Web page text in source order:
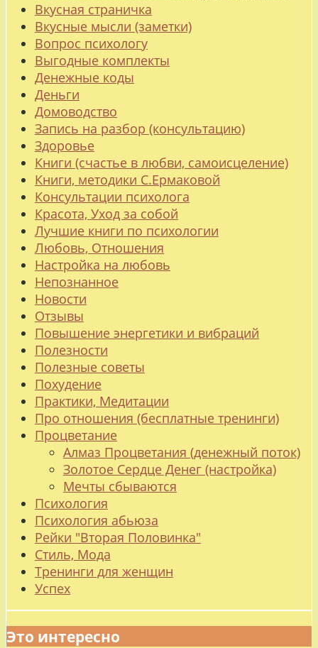
Вкусная страничка
Вкусные мысли (заметки)
Вопрос психологу
Выгодные комплекты
Денежные коды
Деньги
Домоводство
Запись на разбор (консультацию)
Здоровье
Книги (счастье в любви, самоисцеление)
Книги, методики С.Ермаковой
Консультации психолога
Красота, Уход за собой
Лучшие книги по психологии
Любовь, Отношения
Настройка на любовь
Непознанное
Новости
Отзывы
Повышение энергетики и вибраций
Полезности
Полезные советы
Похудение
Практики, Медитации
Про отношения (бесплатные тренинги)
Процветание
Алмаз Процветания (денежный поток)
Золотое Сердце Денег (настройка)
Мечты сбываются
Психология
Психология абьюза
Рейки "Вторая Половинка"
Стиль, Мода
Тренинги для женщин
Успех
Это интересно